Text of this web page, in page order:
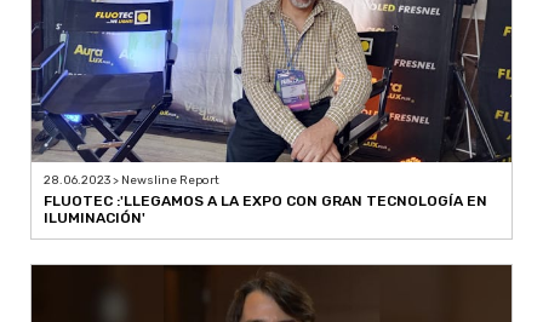
28.06.2023 > Newsline Report
FLUOTEC :'LLEGAMOS A LA EXPO CON GRAN TECNOLOGÍA EN
ILUMINACIÓN'